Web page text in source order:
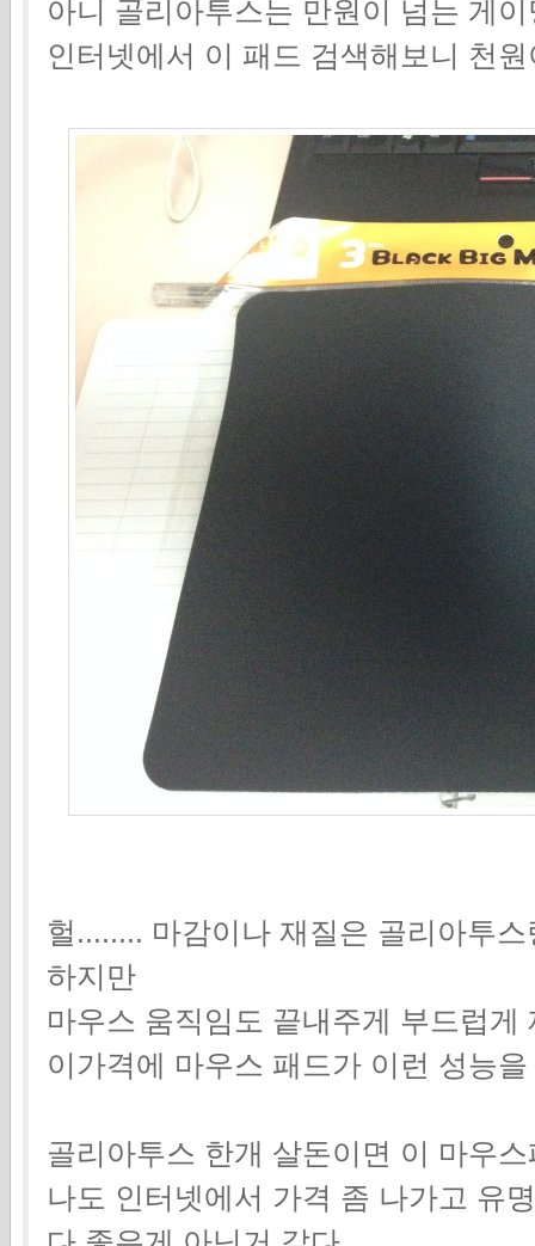
아니 골리아투스는 만원이 넘는 게
인터넷에서 이 패드 검색해보니 천
헐........ 마감이나 재질은 골리아투
하지만
마우스 움직임도 끝내주게 부드럽게
이가격에 마우스 패드가 이런 성능
골리아투스 한개 살돈이면 이 마우
나도 인터넷에서 가격 좀 나가고 유